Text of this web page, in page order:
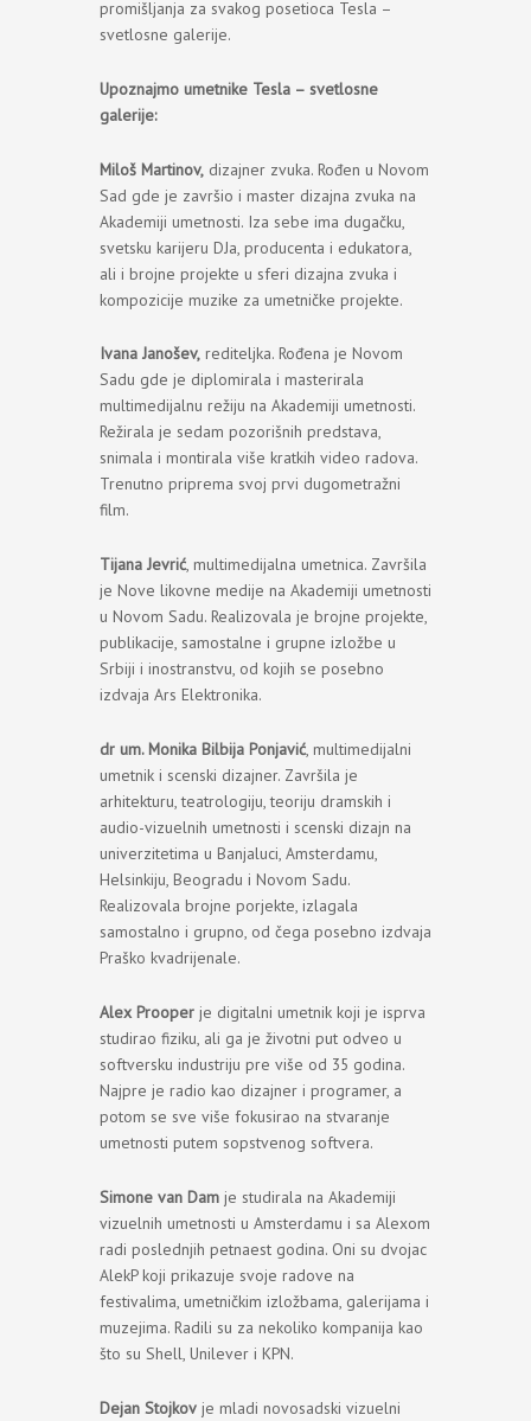
promišljanja za svakog posetioca Tesla –
svetlosne galerije.
Upoznajmo umetnike Tesla – svetlosne
galerije:
Miloš Martinov, dizajner zvuka. Rođen u Novom
Sad gde je završio i master dizajna zvuka na
Akademiji umetnosti. Iza sebe ima dugačku,
svetsku karijeru DJa, producenta i edukatora,
ali i brojne projekte u sferi dizajna zvuka i
kompozicije muzike za umetničke projekte.
Ivana Janošev, rediteljka. Rođena je Novom
Sadu gde je diplomirala i masterirala
multimedijalnu režiju na Akademiji umetnosti.
Režirala je sedam pozorišnih predstava,
snimala i montirala više kratkih video radova.
Trenutno priprema svoj prvi dugometražni
film.
Tijana Jevrić, multimedijalna umetnica. Završila
je Nove likovne medije na Akademiji umetnosti
u Novom Sadu. Realizovala je brojne projekte,
publikacije, samostalne i grupne izložbe u
Srbiji i inostranstvu, od kojih se posebno
izdvaja Ars Elektronika.
dr um. Monika Bilbija Ponjavić, multimedijalni
umetnik i scenski dizajner. Završila je
arhitekturu, teatrologiju, teoriju dramskih i
audio-vizuelnih umetnosti i scenski dizajn na
univerzitetima u Banjaluci, Amsterdamu,
Helsinkiju, Beogradu i Novom Sadu.
Realizovala brojne porjekte, izlagala
samostalno i grupno, od čega posebno izdvaja
Praško kvadrijenale.
Alex Prooper je digitalni umetnik koji je isprva
studirao fiziku, ali ga je životni put odveo u
softversku industriju pre više od 35 godina.
Najpre je radio kao dizajner i programer, a
potom se sve više fokusirao na stvaranje
umetnosti putem sopstvenog softvera.
Simone van Dam je studirala na Akademiji
vizuelnih umetnosti u Amsterdamu i sa Alexom
radi poslednjih petnaest godina. Oni su dvojac
AlekP koji prikazuje svoje radove na
festivalima, umetničkim izložbama, galerijama i
muzejima. Radili su za nekoliko kompanija kao
što su Shell, Unilever i KPN.
Dejan Stojkov je mladi novosadski vizuelni